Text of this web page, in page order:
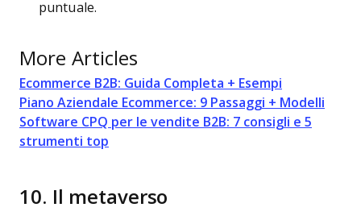
puntuale.
More Articles
Ecommerce B2B: Guida Completa + Esempi
Piano Aziendale Ecommerce: 9 Passaggi + Modelli
Software CPQ per le vendite B2B: 7 consigli e 5
strumenti top
10. Il metaverso